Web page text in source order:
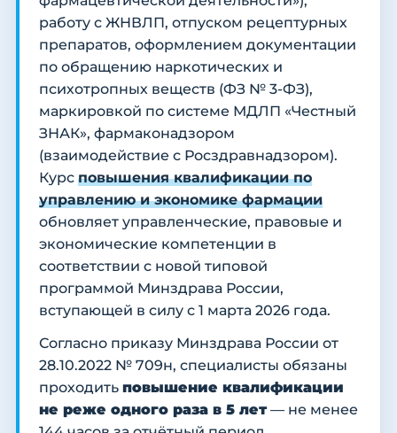
работу с ЖНВЛП, отпуском рецептурных
препаратов, оформлением документации
по обращению наркотических и
психотропных веществ (ФЗ № 3-ФЗ),
маркировкой по системе МДЛП «Честный
ЗНАК», фармаконадзором
(взаимодействие с Росздравнадзором).
Курс повышения квалификации по
управлению и экономике фармации
обновляет управленческие, правовые и
экономические компетенции в
соответствии с новой типовой
программой Минздрава России,
вступающей в силу с 1 марта 2026 года.
Согласно приказу Минздрава России от
28.10.2022 № 709н, специалисты обязаны
проходить повышение квалификации
не реже одного раза в 5 лет— не менее